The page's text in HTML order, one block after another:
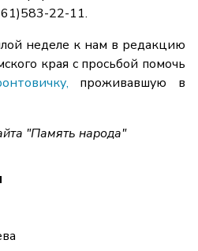
22-11.
неделе к нам в редакцию
края с просьбой помочь
проживавшую в
"Память народа"